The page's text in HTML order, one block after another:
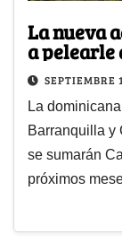
La nueva
a pelearle
SEPTIEMBRE
La
Barranquilla y
se sumarán
próximos